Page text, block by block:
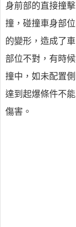
身前部的直接撞
撞，碰撞車身部
的變形，造成了
部位不對，有時
撞中，如未配置
達到起爆條件不
傷害。